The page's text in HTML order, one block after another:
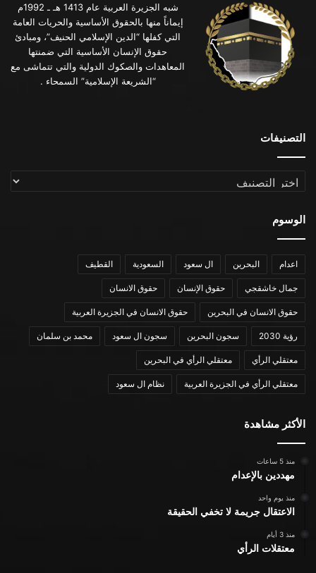
شبه الجزيرة العربية عام 1413 هـ ـ 1992م
إيماناً منها بالحقوق الأساسية والحريات العامة
التي كفلها “الدين الإسلامي الحنيف”، ومبادئ
حقوق الإنسان الأساسية التي ضمنتها
المعاهدات والصكوك الدولية والتي تتماشى مع
“الشريعة الإسلامية” السمحاء .
التصنيفات
التصنيفات
الوسوم
اعدام البحرين ال سعود السعودية القطيف
جمال خاشقجي حقوق الإنسان حقوق الانسان
حقوق الانسان في البحرين حقوق الانسان في الجزيرة العربية
رؤية 2030 سجون البحرين سجون ال سعود محمد بن سلمان
معتقلي الرأي معتقلي الرأي في البحرين
معتقلي الرأي في الجزيرة العربية نظام ال سعود
الأكثر مشاهدة
منذ 5 ساعات
مهددين بالإعدام
منذ يوم واحد
الاعتقال جريمة لا تخفي الحقيقة
منذ 3 أيام
معتقلات الرأي